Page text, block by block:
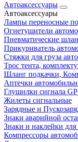
Автоаксессуары
Автоаксессуары
Лампы переносные
Огнетушители
Пневматические
Прикуриватель
Стяжки для груза
Трос тента,
Шланг подкачки,
Аптечки
Глушилки сигнала
Жилеты сигнальные
Зарядные и
Знаки аварийной
Знаки и наклейки для
Компрессоры